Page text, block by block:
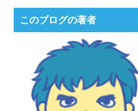
このブログの著者